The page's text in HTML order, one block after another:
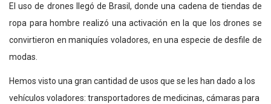
El uso de drones llegó de Brasil, donde una cadena de tiendas de
ropa para hombre realizó una activación en la que los drones se
convirtieron en maniquíes voladores, en una especie de desfile de
modas.
Hemos visto una gran cantidad de usos que se les han dado a los
vehículos voladores: transportadores de medicinas, cámaras para